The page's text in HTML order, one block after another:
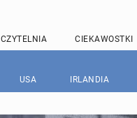
CZYTELNIA CIEKAWOSTKI
USA IRLANDIA